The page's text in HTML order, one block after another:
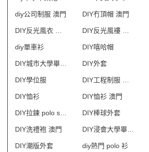
diy公司制服 澳門 DIY冇頂帽 澳門
diy單車衫 DIY嘻哈帽
DIY外套
DIY學位服
DIY恤衫 DIY恤衫 澳門
DIY棒球外套
DIY洗禮袍 澳門 DIY浸會大學畢業袍
DIY潮版外套 diy熱門 polo 衫